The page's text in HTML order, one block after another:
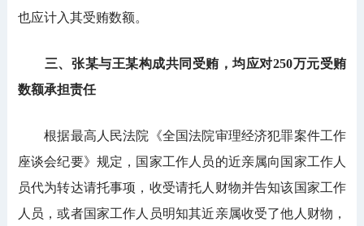
也应计入其受贿数额。
三、张某与王某构成共同受贿，均应对250万元受贿
数额承担责任
根据最高人民法院《全国法院审理经济犯罪案件工作
座谈会纪要》规定，国家工作人员的近亲属向国家工作人
员代为转达请托事项，收受请托人财物并告知该国家工作
人员，或者国家工作人员明知其近亲属收受了他人财物，